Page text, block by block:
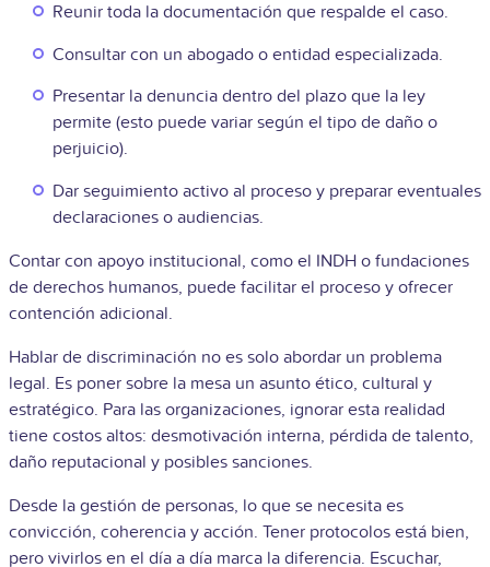
Reunir toda la documentación que respalde el caso.
Consultar con un abogado o entidad especializada.
Presentar la denuncia dentro del plazo que la ley
permite (esto puede variar según el tipo de daño o
perjuicio).
Dar seguimiento activo al proceso y preparar eventuales
declaraciones o audiencias.
Contar con apoyo institucional, como el INDH o fundaciones
de derechos humanos, puede facilitar el proceso y ofrecer
contención adicional.
Hablar de discriminación no es solo abordar un problema
legal. Es poner sobre la mesa un asunto ético, cultural y
estratégico. Para las organizaciones, ignorar esta realidad
tiene costos altos: desmotivación interna, pérdida de talento,
daño reputacional y posibles sanciones.
Desde la gestión de personas, lo que se necesita es
convicción, coherencia y acción. Tener protocolos está bien,
pero vivirlos en el día a día marca la diferencia. Escuchar,